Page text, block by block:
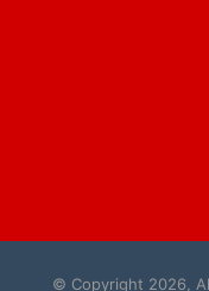
© Copyright 2026,